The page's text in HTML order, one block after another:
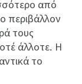
από
περιβάλλον
τους
άλλοτε. Η
το